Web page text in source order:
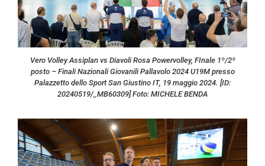
Vero Volley Assiplan vs Diavoli Rosa Powervolley, FInale 1º/2º
posto – Finali Nazionali Giovanili Pallavolo 2024 U19M presso
Palazzetto dello Sport San Giustino IT, 19 maggio 2024. [ID:
20240519/_MB60309] Foto: MICHELE BENDA